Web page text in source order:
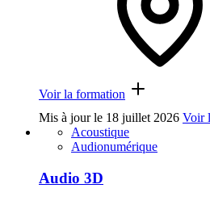
Voir la formation
Mis à jour le 18 juillet 2026 Voir
Acoustique
Audionumérique
Audio 3D